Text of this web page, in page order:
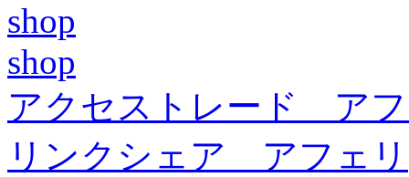
shop
shop
アクセストレード ア
リンクシェア アフェリ